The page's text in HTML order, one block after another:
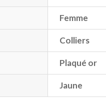
Femme
Colliers
Plaqué or
Jaune